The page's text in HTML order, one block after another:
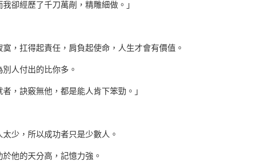
經歷了千刀萬剮，精雕細做。」
扛得起責任，肩負起使命，人生才會有價值。
人付出的比你多。
訣竅無他，都是能人肯下笨勁。」
少，所以成功者只是少數人。
他的天分高，記憶力強。